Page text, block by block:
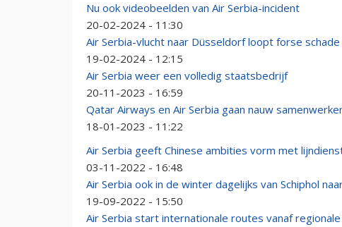
Nu ook videobeelden van Air Serbia-incident
20-02-2024 - 11:30
Air Serbia-vlucht naar Düsseldorf loopt forse
19-02-2024 - 12:15
Air Serbia weer een volledig staatsbedrijf
20-11-2023 - 16:59
Qatar Airways en Air Serbia gaan nauw
18-01-2023 - 11:22
Air Serbia geeft Chinese ambities vorm met
03-11-2022 - 16:48
Air Serbia ook in de winter dagelijks van Schiphol
19-09-2022 - 15:50
Air Serbia start internationale routes vanaf